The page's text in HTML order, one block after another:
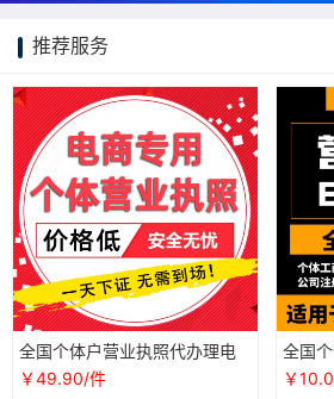
推荐服务
全国个体户营业执照代办理电
商认证个人公司工商注册抖音
企业海南
￥49.90/件
全国
商认
店铺
￥